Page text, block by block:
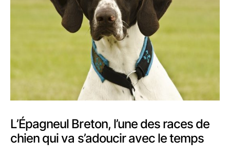
L’Épagneul Breton, l’une des races de
chien qui va s’adoucir avec le temps